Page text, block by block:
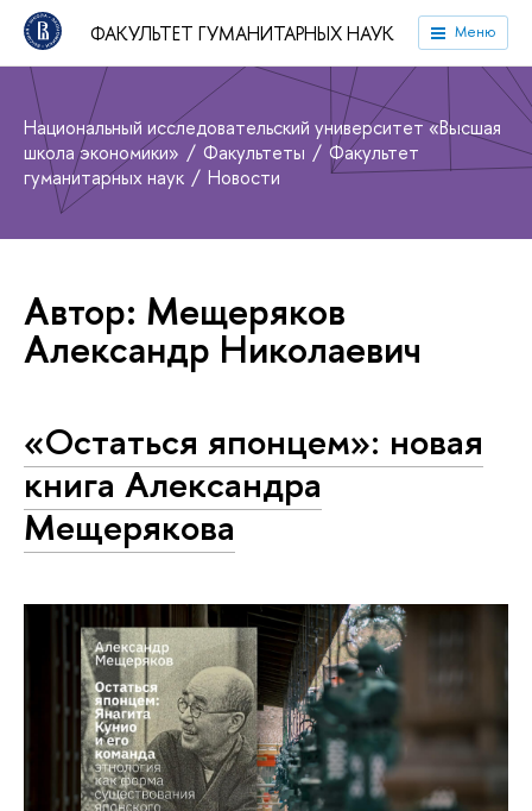
ФАКУЛЬТЕТ ГУМАНИТАРНЫХ НАУК Меню
Национальный исследовательский университет «Высшая
школа экономики»
Факультеты
Факультет
гуманитарных наук
Новости
Автор: Мещеряков
Александр Николаевич
«Остаться японцем»: новая
книга Александра
Мещерякова